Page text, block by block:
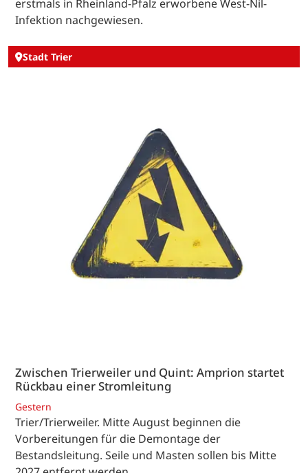
erstmals in Rheinland-Pfalz erworbene West-Nil-
Infektion nachgewiesen.
Stadt Trier
Zwischen Trierweiler und Quint: Amprion startet
Rückbau einer Stromleitung
Gestern
Trier/Trierweiler. Mitte August beginnen die
Vorbereitungen für die Demontage der
Bestandsleitung. Seile und Masten sollen bis Mitte